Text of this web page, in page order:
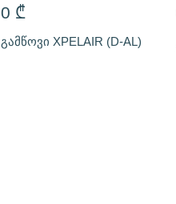
0 ₾
გამწოვი XPELAIR (D-AL)